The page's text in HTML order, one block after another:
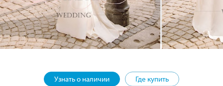
Узнать о наличии Где купить